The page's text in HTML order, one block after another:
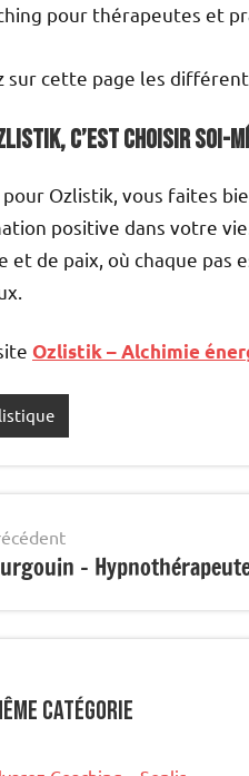
pour thérapeutes et
sur cette page les
c’est choisir soi-
Ozlistik, vous faites
positive dans votre
et de paix, où chaque pas
Ozlistik – Alchimie
–
catégorie